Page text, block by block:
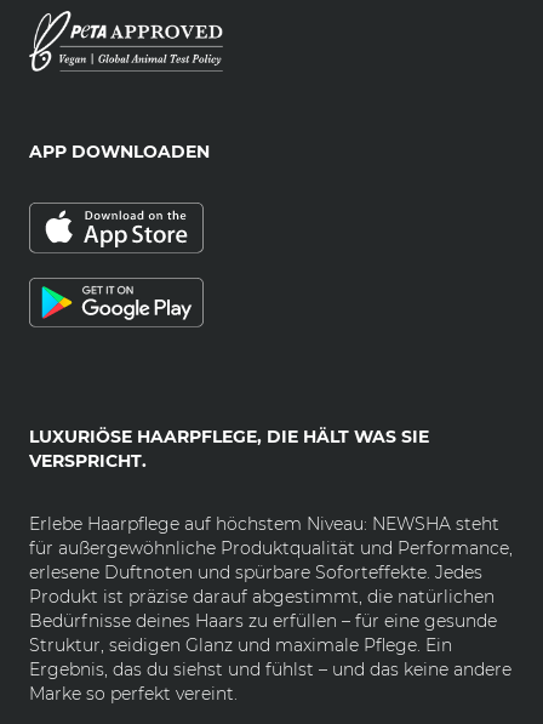
LUXURIÖSE HAARPFLEGE, DIE HÄLT WAS SIE
VERSPRICHT.
Erlebe Haarpflege auf höchstem Niveau: NEWSHA steht
für außergewöhnliche Produktqualität und Performance,
erlesene Duftnoten und spürbare Soforteffekte. Jedes
Produkt ist präzise darauf abgestimmt, die natürlichen
Bedürfnisse deines Haars zu erfüllen – für eine gesunde
Struktur, seidigen Glanz und maximale Pflege. Ein
Ergebnis, das du siehst und fühlst – und das keine andere
Marke so perfekt vereint.
APP DOWNLOADEN